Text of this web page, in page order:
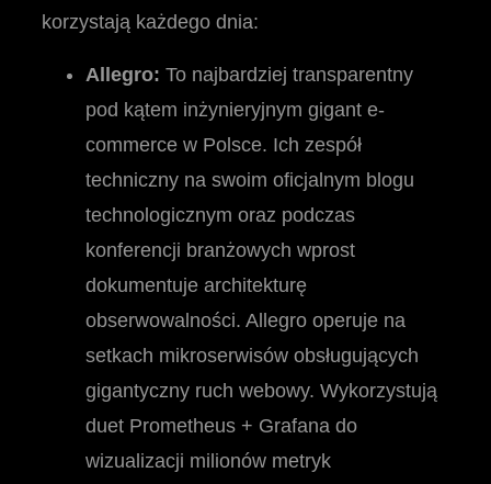
korzystają każdego dnia:
Allegro: To najbardziej transparentny
pod kątem inżynieryjnym gigant e-
commerce w Polsce. Ich zespół
techniczny na swoim oficjalnym blogu
technologicznym oraz podczas
konferencji branżowych wprost
dokumentuje architekturę
obserwowalności. Allegro operuje na
setkach mikroserwisów obsługujących
gigantyczny ruch webowy. Wykorzystują
duet Prometheus + Grafana do
wizualizacji milionów metryk